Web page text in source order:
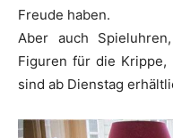
Freude haben.
Aber auch
Figuren für die Krippe,
sind ab Dienstag